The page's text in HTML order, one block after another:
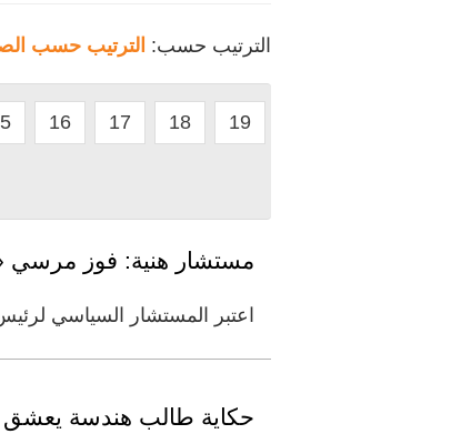
الترتيب حسب: الترتيب حسب
16 17 18 19
مستشار هنية: فوز مرسي
اعتبر المستشار السياسي
حكاية طالب هندسة يعشق